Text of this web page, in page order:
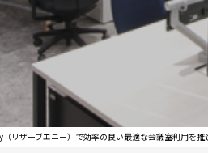
リザーブエニー）で効率の良い最適な会議室利用を推